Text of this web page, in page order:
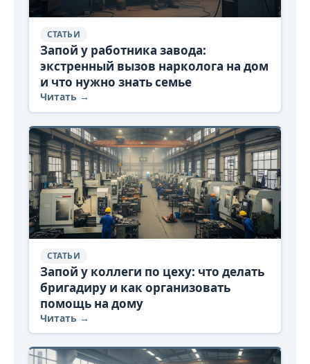
СТАТЬИ
Запой у работника завода:
экстренный вызов нарколога на дом
и что нужно знать семье
Читать →
СТАТЬИ
Запой у коллеги по цеху: что делать
бригадиру и как организовать
помощь на дому
Читать →